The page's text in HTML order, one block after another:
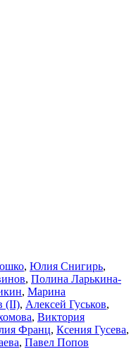
, Юлия Снигирь,
, Полина Ларькина-
, Марина
(II), Алексей Гуськов,
, Виктория
Франц, Ксения Гусева,
, Павел Попов